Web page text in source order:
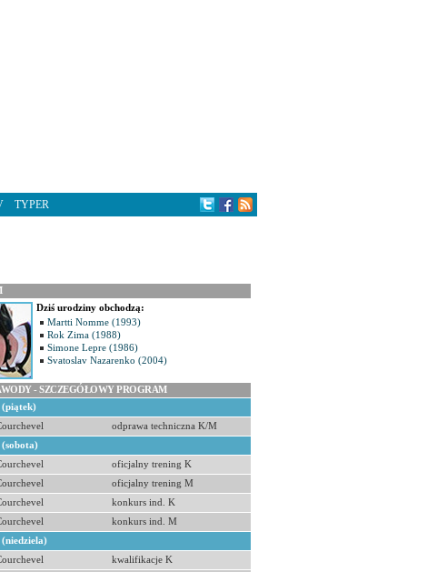
Dziś urodziny obchodzą:
Martti Nomme (1993)
Rok Zima (1988)
Simone Lepre (1986)
Svatoslav Nazarenko (2004)
- SZCZEGÓŁOWY PROGRAM
(piątek)
odprawa techniczna K/M
oficjalny trening K
oficjalny trening M
konkurs ind. K
konkurs ind. M
kwalifikacje K
TYPER